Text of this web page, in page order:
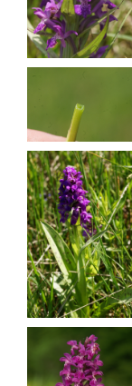
a majalis
Dactylorhiz
a majalis